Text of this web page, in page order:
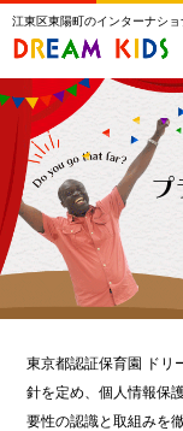
江東区東陽町のインターナシ
東京都認証保育園 ドリ
針を定め、個人情報保
要性の認識と取組みを